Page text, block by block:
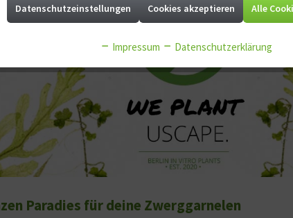
Paradies für deine Zwerggarnelen
Datenschutzeinstellungen Cookies akzeptieren Alle
Impressum Datenschutzerklärung